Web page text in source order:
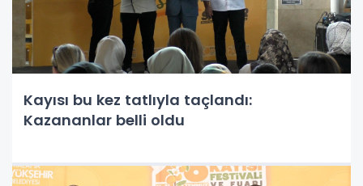
Kayısı bu kez tatlıyla taçlandı:
Kazananlar belli oldu